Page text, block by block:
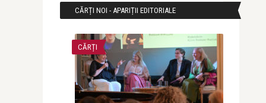
CĂRȚI NOI - APARIȚII EDITORIALE
CĂRȚI